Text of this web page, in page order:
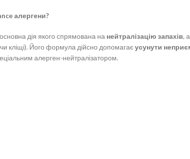
алергени?
дія якого спрямована на нейтралізацію запахів,
кліщі). Його формула дійсно допомагаєусунути
алерген-нейтралізатором.